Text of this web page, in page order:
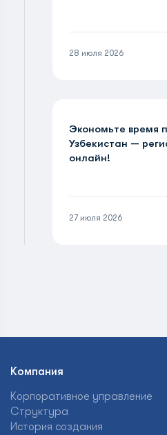
28 июля 2026
Экономьте время
Узбекистан —
онлайн!
27 июля 2026
Компания
Корпоративное управление
Структура
История создания